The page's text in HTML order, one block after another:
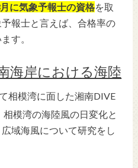
に気象予報士の資格を取
報士と言えば、合格率の
す。
海岸における海陸
相模湾に面した湘南DIVE
模湾の海陸風の日変化と
域海風について研究をし